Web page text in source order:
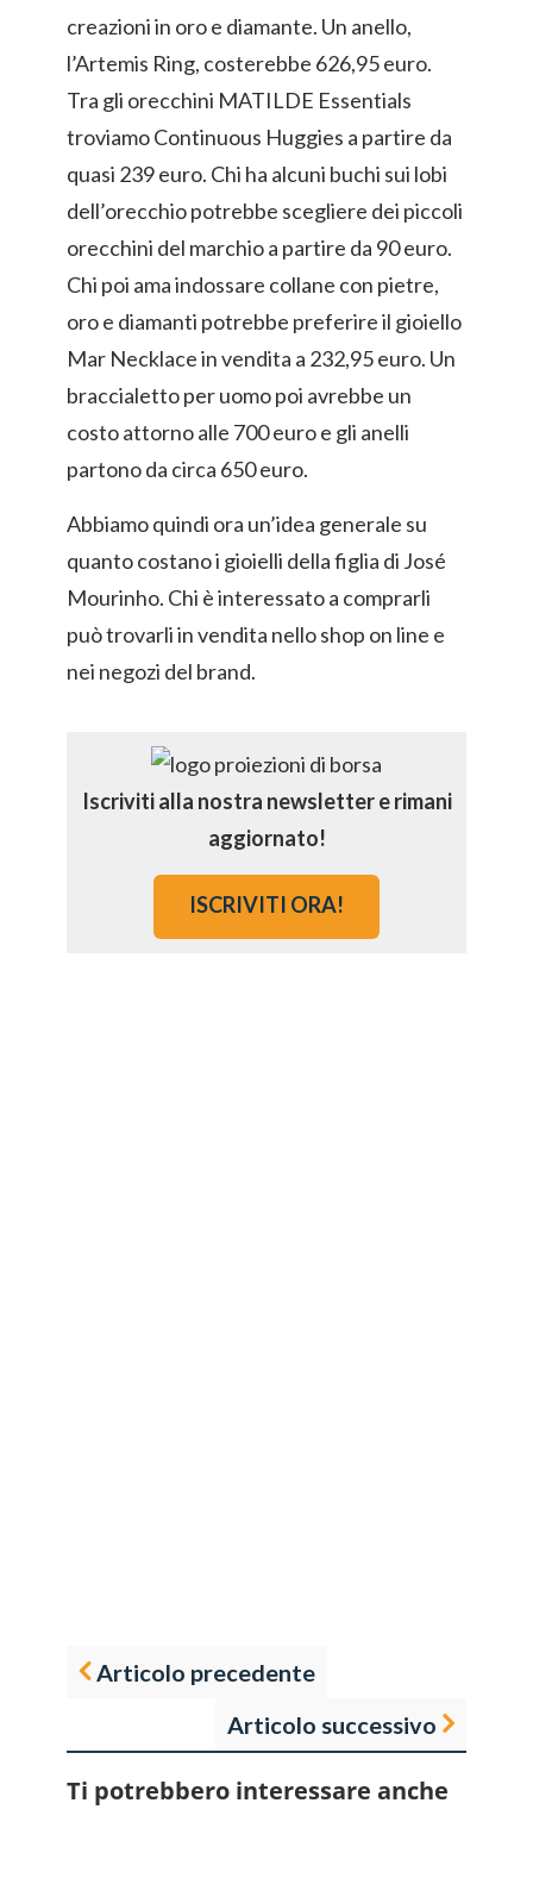
creazioni in oro e diamante. Un anello,
l’Artemis Ring, costerebbe 626,95 euro.
Tra gli orecchini MATILDE Essentials
troviamo Continuous Huggies a partire da
quasi 239 euro. Chi ha alcuni buchi sui lobi
dell’orecchio potrebbe scegliere dei piccoli
orecchini del marchio a partire da 90 euro.
Chi poi ama indossare collane con pietre,
oro e diamanti potrebbe preferire il gioiello
Mar Necklace in vendita a 232,95 euro. Un
braccialetto per uomo poi avrebbe un
costo attorno alle 700 euro e gli anelli
partono da circa 650 euro.
Abbiamo quindi ora un’idea generale su
quanto costano i gioielli della figlia di José
Mourinho. Chi è interessato a comprarli
può trovarli in vendita nello shop on line e
nei negozi del brand.
Iscriviti alla nostra newsletter e rimani
aggiornato!
ISCRIVITI ORA!
Articolo precedente
Articolo successivo
Ti potrebbero interessare anche